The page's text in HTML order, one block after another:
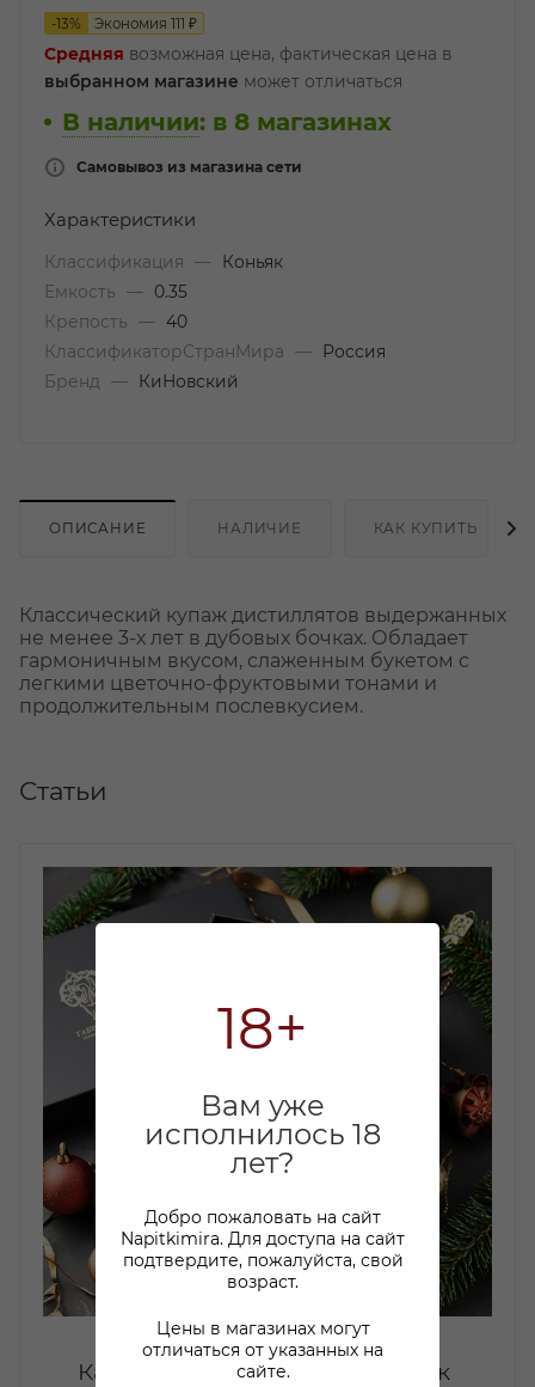
18+
Вам уже
исполнилось 18
лет?
Добро пожаловать на сайт
Napitkimira. Для доступа на сайт
подтвердите, пожалуйста, свой
возраст.
Цены в магазинах могут
отличаться от указанных на
сайте.
-13% Экономия 111 ₽
Средняя возможная цена, фактическая цена в
выбранном магазине может отличаться
В наличии: в 8 магазинах
Самовывоз из магазина сети
Характеристики
Классификация —
Коньяк
Емкость
—
0.35
Крепость
— 40
КлассификаторСтранМира
—
Россия
Бренд
— КиНовский
ОПИСАНИЕ НАЛИЧИЕ КАК КУПИТЬ
Классический купаж дистиллятов выдержанных
не менее 3-х лет в дубовых бочках. Обладает
гармоничным вкусом, слаженным букетом с
легкими цветочно-фруктовыми тонами и
продолжительным послевкусием.
Статьи
Какой коньяк купить в подарок